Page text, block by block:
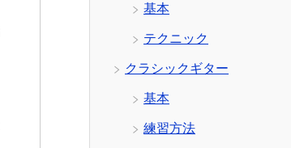
基本
テクニック
クラシックギター
基本
練習方法